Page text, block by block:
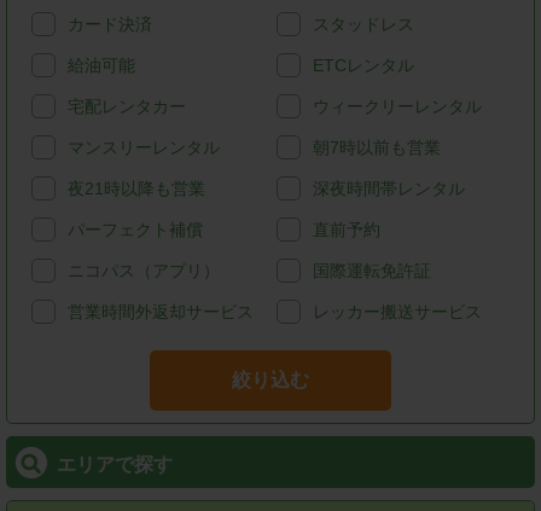
カード決済 スタッドレス
給油可能 ETCレンタル
宅配レンタカー ウィークリーレンタル
マンスリーレンタル 朝7時以前も営業
夜21時以降も営業 深夜時間帯レンタル
パーフェクト補償 直前予約
ニコパス（アプリ） 国際運転免許証
営業時間外返却サービス レッカー搬送サービス
絞り込む
エリアで探す